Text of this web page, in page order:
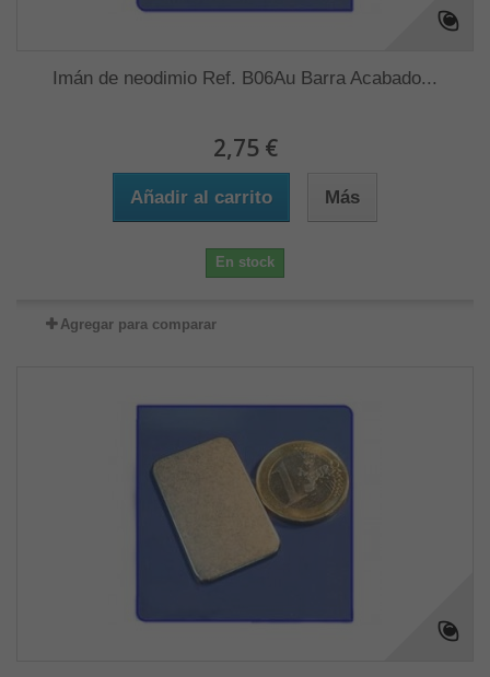
Imán de neodimio Ref. B06Au Barra Acabado...
2,75 €
Añadir al carrito Más
En stock
Agregar para comparar